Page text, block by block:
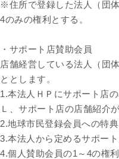
※住所で登録した法人（団
4のみの権利とする。
・サポート店賛助会員
店舗経営している法人（団
ととします。
1.本法人ＨＰにサポート店
Ｌ、サポート店の店舗紹介
2.地球市民登録会員への特
3.本法人から定めるサポー
4.個人賛助会員の1～4の権利